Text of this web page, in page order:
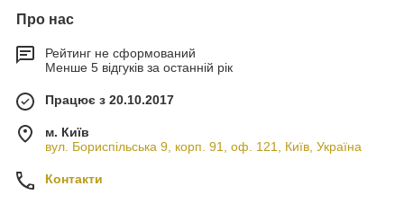
Про нас
Рейтинг не сформований
Менше 5 відгуків за останній рік
Працює з 20.10.2017
м. Київ
вул. Бориспільська 9, корп. 91, оф. 121, Київ, Україна
Контакти